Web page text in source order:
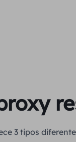
3 tipos